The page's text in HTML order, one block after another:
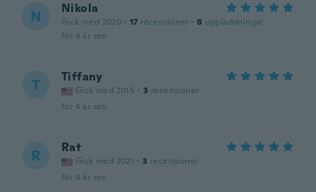
N Nikola
Gick med 2020 · 17 recensioner · 8 uppladdningar
för 4 år sen
T Tiffany
Gick med 2015 · 3 recensioner
för 4 år sen
R Rat
Gick med 2021 · 3 recensioner
för 4 år sen